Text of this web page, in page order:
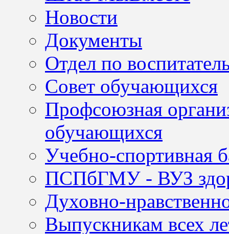
Новости
Документы
Отдел по
Совет обучающихся
Профсоюзная
обучающихся
Учебно-спортивная
ПСПбГМУ - ВУЗ
Духовно-
Выпускникам всех